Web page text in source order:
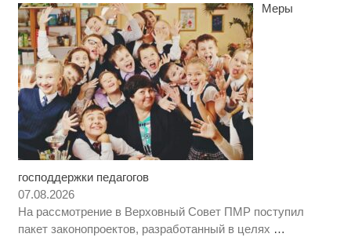
Меры
господдержки педагогов
07.08.2026
На рассмотрение в Верховный Совет ПМР поступил
пакет законопроектов, разработанный в целях …
Ролик длится несколько секунд,
Этот танец невесты оставит вас
без слов! Пересмотрела 10 раз